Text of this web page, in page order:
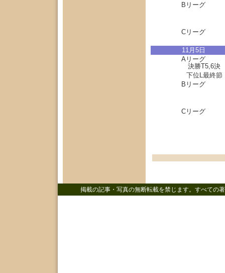
Bリーグ
Cリーグ
11月5日
Aリーグ
決勝T5,6決
下位L最終節
Bリーグ
Cリーグ
掲載の記事・写真の無断転載を禁じます。すべての